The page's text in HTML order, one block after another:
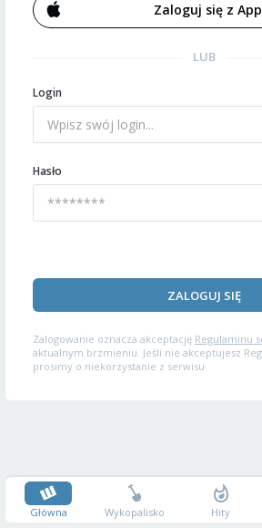
Zaloguj się z
LUB
Login
Hasło
ZALOGUJ SIĘ
Zalogowanie oznacza akceptację Regulaminu
aktualnym brzmieniu. Jeśli nie akceptujesz
prosimy o niekorzystanie z serwisu.
Główna Wykopalisko Hity